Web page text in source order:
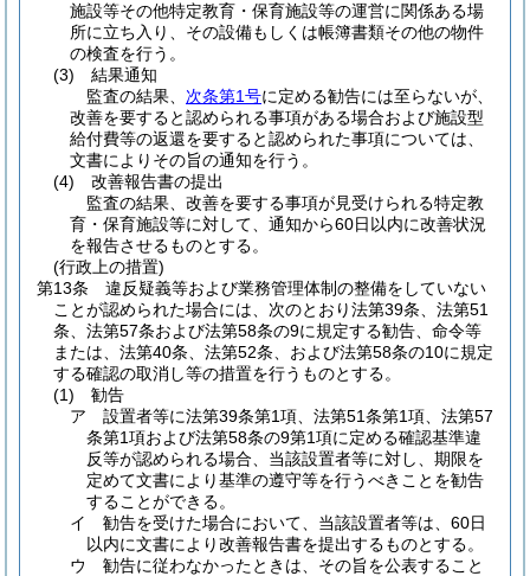
施設等その他特定教育・保育施設等の運営に関係ある場
所に立ち入り、その設備もしくは帳簿書類その他の物件
の検査を行う。
(3)
結果通知
監査の結果、 次条第1号に定める勧告には至らないが、
改善を要すると認められる事項がある場合および施設型
給付費等の返還を要すると認められた事項については、
文書によりその旨の通知を行う。
(4)
改善報告書の提出
監査の結果、改善を要する事項が見受けられる特定教
育・保育施設等に対して、通知から60日以内に改善状況
を報告させるものとする。
(行政上の措置)
第13条
違反疑義等および業務管理体制の整備をしていない
ことが認められた場合には、次のとおり法第39条、法第51
条、法第57条および法第58条の9に規定する勧告、命令等
または、法第40条、法第52条、および法第58条の10に規定
する確認の取消し等の措置を行うものとする。
(1)
勧告
ア
設置者等に法第39条第1項、法第51条第1項、法第57
条第1項および法第58条の9第1項に定める確認基準違
反等が認められる場合、当該設置者等に対し、期限を
定めて文書により基準の遵守等を行うべきことを勧告
することができる。
イ
勧告を受けた場合において、当該設置者等は、60日
以内に文書により改善報告書を提出するものとする。
ウ
勧告に従わなかったときは、その旨を公表すること